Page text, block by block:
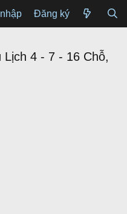
Đăng ký
4 - 7 - 16 Chỗ,